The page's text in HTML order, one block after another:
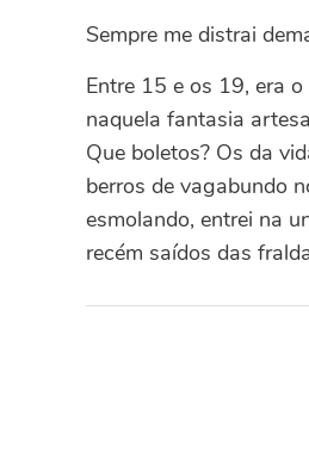
Sempre me distrai
Entre 15 e os 19, era
naquela fantasia
Que boletos? Os da
berros de vagabundo
esmolando, entrei na
recém saídos das